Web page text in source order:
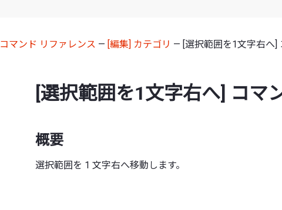
コマンド リファレンス — [編集] カテゴリ — [選択範囲を1文字右へ]
[選択範囲を1文字右へ] コマ
概要
選択範囲を 1 文字右へ移動します。